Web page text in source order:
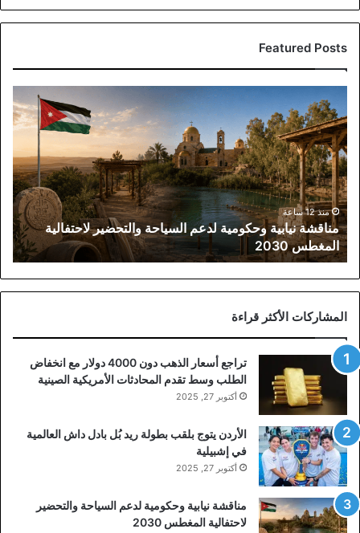
Featured Posts
نيابية
وحكومية
لدعم
السياحة
والتحضير
لاحتفالية
المغطس
2030
منذ 12 ساعة
مناقشة نيابية وحكومية لدعم السياحة والتحضير لاحتفالية
المغطس 2030
المشاركات الأكثر قراءة
تراجع أسعار الذهب دون 4000 دولار مع انخفاض
الطلب وسط تقدم المحادثات الأمريكية الصينية
أكتوبر 27, 2025
الأردن يتوج بلقب بطولة ريد بُل بادل داش العالمية
في إشبيلية
أكتوبر 27, 2025
مناقشة نيابية وحكومية لدعم السياحة والتحضير
لاحتفالية المغطس 2030